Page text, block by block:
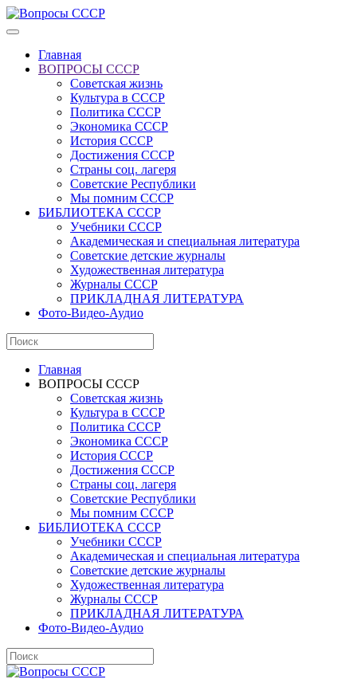
Главная
ВОПРОСЫ СССР
Советская жизнь
Культура в СССР
Политика СССР
Экономика СССР
История СССР
Достижения СССР
Страны соц. лагеря
Советские Республики
Мы помним СССР
БИБЛИОТЕКА СССР
Учебники СССР
Академическая и специальная литература
Советские детские журналы
Художественная литература
Журналы СССР
ПРИКЛАДНАЯ ЛИТЕРАТУРА
Фото-Видео-Аудио
Главная
ВОПРОСЫ СССР
Советская жизнь
Культура в СССР
Политика СССР
Экономика СССР
История СССР
Достижения СССР
Страны соц. лагеря
Советские Республики
Мы помним СССР
БИБЛИОТЕКА СССР
Учебники СССР
Академическая и специальная литература
Советские детские журналы
Художественная литература
Журналы СССР
ПРИКЛАДНАЯ ЛИТЕРАТУРА
Фото-Видео-Аудио